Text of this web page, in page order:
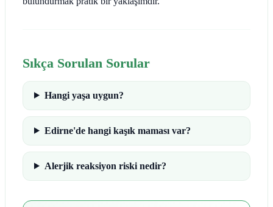
Sıkça Sorulan Sorular
Hangi yaşa uygun?
Edirne'de hangi kaşık maması var?
Alerjik reaksiyon riski nedir?